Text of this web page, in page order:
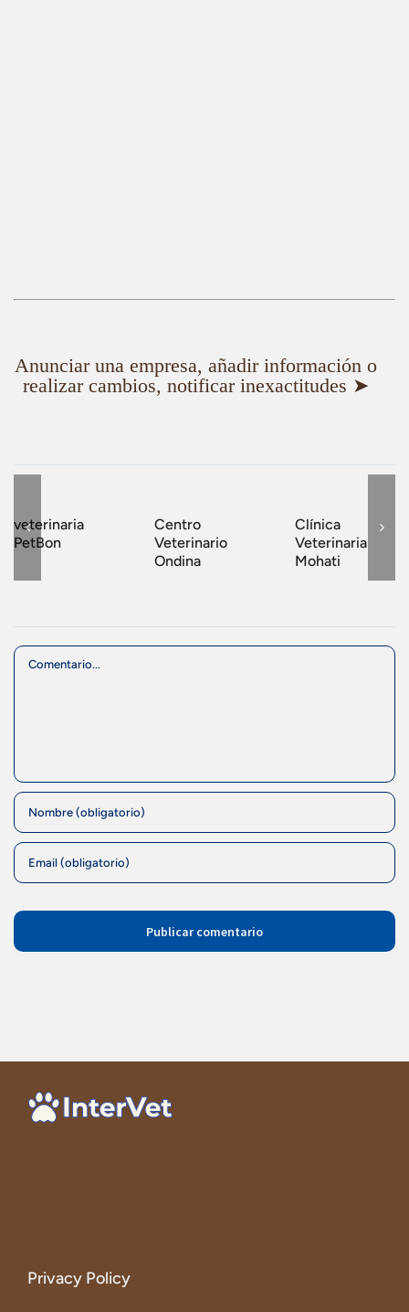
Anunciar una empresa, añadir información o
realizar cambios, notificar inexactitudes ➤
veterinaria
PetBon
Centro
Veterinario
Ondina
Clínica
Veterinaria
Mohati
Comment
Privacy Policy